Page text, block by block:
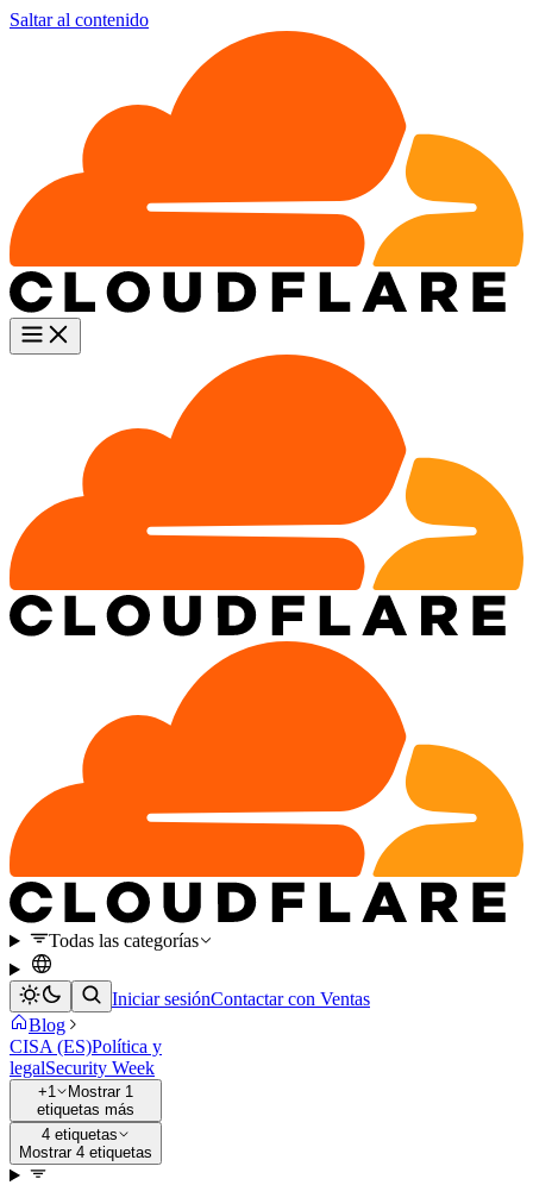
Saltar al contenido
Todas las categorías
Iniciar sesiónContactar con Ventas
Blog
CISA (ES)Política y
legalSecurity Week
+1
Mostrar 1
etiquetas más
4 etiquetas
Mostrar 4 etiquetas